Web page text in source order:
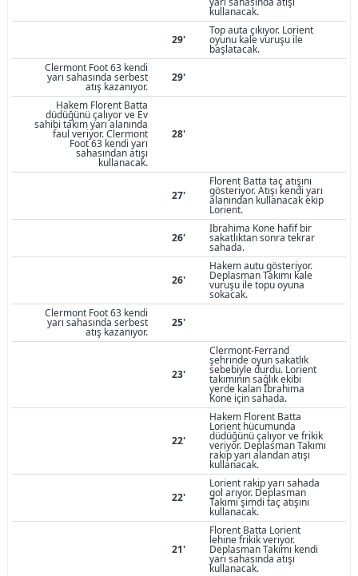
kullanacak.
29'
Top auta çıkıyor. Lorient
oyunu kale vuruşu ile
başlatacak.
Clermont Foot 63 kendi
yarı sahasında serbest
atış kazanıyor.
29'
Hakem Florent Batta
düdüğünü çalıyor ve Ev
sahibi takım yarı alanında
faul veriyor. Clermont
Foot 63 kendi yarı
sahasından atışı
kullanacak.
28'
27'
Florent Batta taç atışını
gösteriyor. Atışı kendi yarı
alanından kullanacak ekip
Lorient.
26'
Ibrahima Kone hafif bir
sakatlıktan sonra tekrar
sahada.
26'
Hakem autu gösteriyor.
Deplasman Takımı kale
vuruşu ile topu oyuna
sokacak.
Clermont Foot 63 kendi
yarı sahasında serbest
atış kazanıyor.
25'
23'
Clermont-Ferrand
şehrinde oyun sakatlık
sebebiyle durdu. Lorient
takımının sağlık ekibi
yerde kalan Ibrahima
Kone için sahada.
22'
Hakem Florent Batta
Lorient hücumunda
düdüğünü çalıyor ve frikik
veriyor. Deplasman Takımı
rakip yarı alandan atışı
kullanacak.
22'
Lorient rakip yarı sahada
gol arıyor. Deplasman
Takımı şimdi taç atışını
kullanacak.
21'
Florent Batta Lorient
lehine frikik veriyor.
Deplasman Takımı kendi
yarı sahasında atışı
kullanacak.